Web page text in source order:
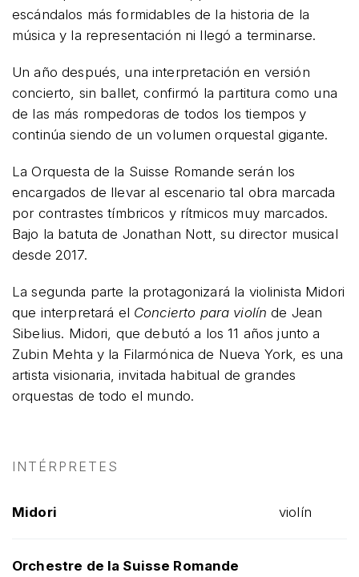
escándalos más formidables de la historia de la
música y la representación ni llegó a terminarse.
Un año después, una interpretación en versión
concierto, sin ballet, confirmó la partitura como una
de las más rompedoras de todos los tiempos y
continúa siendo de un volumen orquestal gigante.
La Orquesta de la Suisse Romande serán los
encargados de llevar al escenario tal obra marcada
por contrastes tímbricos y rítmicos muy marcados.
Bajo la batuta de Jonathan Nott, su director musical
desde 2017.
La segunda parte la protagonizará la violinista Midori
que interpretará el Concierto para violínde Jean
Sibelius. Midori, que debutó a los 11 años junto a
Zubin Mehta y la Filarmónica de Nueva York, es una
artista visionaria, invitada habitual de grandes
orquestas de todo el mundo.
INTÉRPRETES
Midori violín
Orchestre de la Suisse Romande